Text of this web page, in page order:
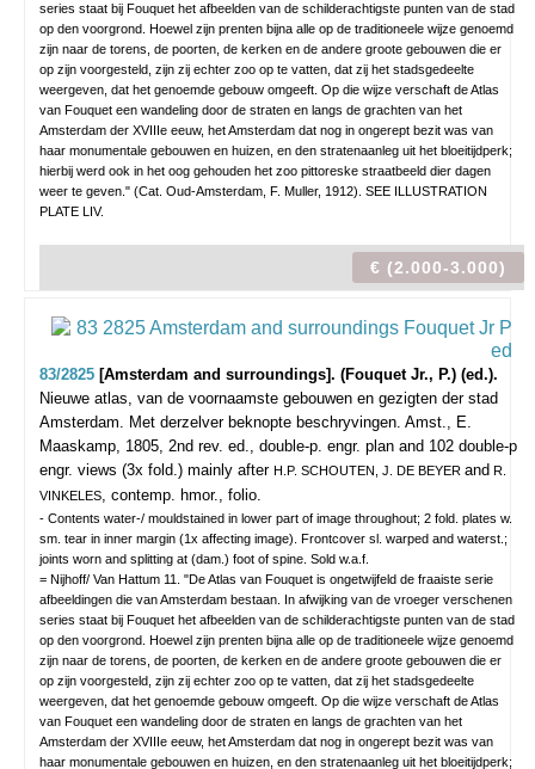
series staat bij Fouquet het afbeelden van de schilderachtigste punten van de stad
op den voorgrond. Hoewel zijn prenten bijna alle op de traditioneele wijze genoemd
zijn naar de torens, de poorten, de kerken en de andere groote gebouwen die er
op zijn voorgesteld, zijn zij echter zoo op te vatten, dat zij het stadsgedeelte
weergeven, dat het genoemde gebouw omgeeft. Op die wijze verschaft de Atlas
van Fouquet een wandeling door de straten en langs de grachten van het
Amsterdam der XVIIIe eeuw, het Amsterdam dat nog in ongerept bezit was van
haar monumentale gebouwen en huizen, en den stratenaanleg uit het bloeitijdperk;
hierbij werd ook in het oog gehouden het zoo pittoreske straatbeeld dier dagen
weer te geven." (Cat. Oud-Amsterdam, F. Muller, 1912). SEE ILLUSTRATION
PLATE LIV.
€ (2.000-3.000)
83/2825 [Amsterdam and surroundings]. (Fouquet Jr., P.) (ed.).
Nieuwe atlas, van de voornaamste gebouwen en gezigten der stad
Amsterdam. Met derzelver beknopte beschryvingen. Amst., E.
Maaskamp, 1805, 2nd rev. ed., double-p. engr. plan and 102 double-p
engr. views (3x fold.) mainly after H.P. SCHOUTEN, J. DE BEYER and R.
VINKELES, contemp. hmor., folio.
- Contents water-/ mouldstained in lower part of image throughout; 2 fold. plates w.
sm. tear in inner margin (1x affecting image). Frontcover sl. warped and waterst.;
joints worn and splitting at (dam.) foot of spine. Sold w.a.f.
= Nijhoff/ Van Hattum 11. "De Atlas van Fouquet is ongetwijfeld de fraaiste serie
afbeeldingen die van Amsterdam bestaan. In afwijking van de vroeger verschenen
series staat bij Fouquet het afbeelden van de schilderachtigste punten van de stad
op den voorgrond. Hoewel zijn prenten bijna alle op de traditioneele wijze genoemd
zijn naar de torens, de poorten, de kerken en de andere groote gebouwen die er
op zijn voorgesteld, zijn zij echter zoo op te vatten, dat zij het stadsgedeelte
weergeven, dat het genoemde gebouw omgeeft. Op die wijze verschaft de Atlas
van Fouquet een wandeling door de straten en langs de grachten van het
Amsterdam der XVIIIe eeuw, het Amsterdam dat nog in ongerept bezit was van
haar monumentale gebouwen en huizen, en den stratenaanleg uit het bloeitijdperk;